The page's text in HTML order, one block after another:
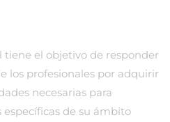
tiene el objetivo de responder
los profesionales por adquirir
necesarias para
específicas de su ámbito